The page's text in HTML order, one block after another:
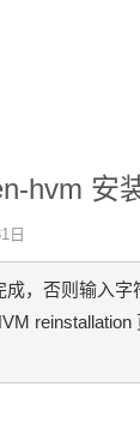
hvm 安
日
，否则输入字